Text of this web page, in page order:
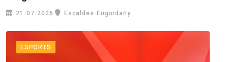
21-07-2026 Escaldes-Engordany
ESPORTS